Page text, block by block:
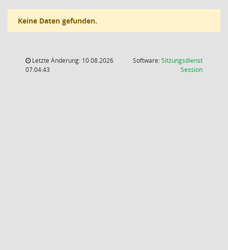
Keine Daten gefunden.
Letzte Änderung: 10.08.2026
07:04:43
Software:Sitzungsdienst
Session(Wird in